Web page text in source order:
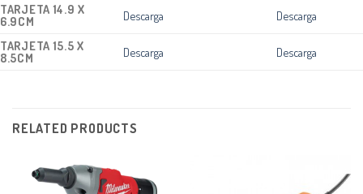
TARJETA 14.9 X
6.9CM
Descarga Descarga
TARJETA 15.5 X
8.5CM
Descarga Descarga
RELATED PRODUCTS